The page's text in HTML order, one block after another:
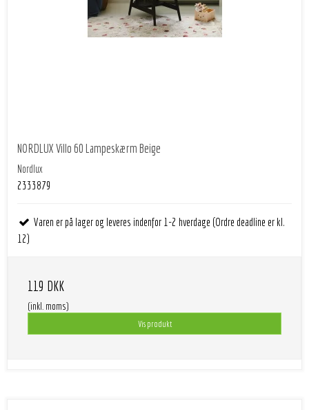
NORDLUX Villo 60 Lampeskærm Beige
Nordlux
2333879
Varen er på lager og leveres indenfor 1-2 hverdage (Ordre deadline er kl.
12)
119 DKK
(inkl. moms)
Vis produkt